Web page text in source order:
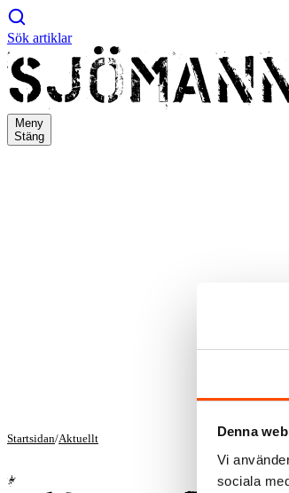
Denna
Vi
sociala
Sök artiklar
Meny
Stäng
Startsidan/Aktuellt